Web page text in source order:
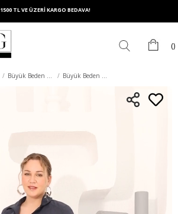
1500 TL VE ÜZERİ KARGO BEDAVA!
Büyük Beden Trençkot Büyük Beden Astarlı Trençkot Lacivert